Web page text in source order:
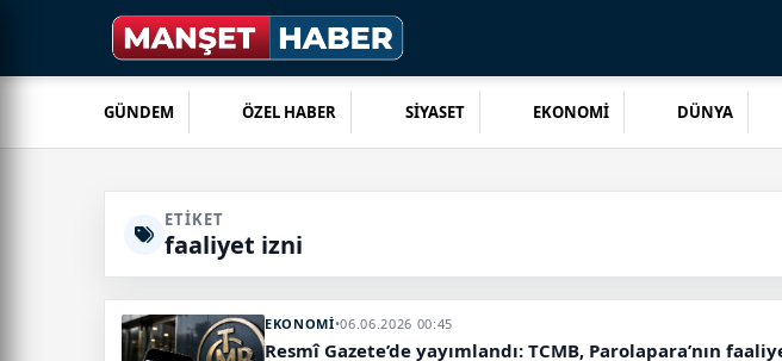
GÜNDEM ÖZEL HABER SİYASET EKONOMİ DÜNYA
ETIKET
faaliyet izni
EKONOMİ•06.06.2026 00:45
Resmî Gazete’de yayımlandı: TCMB, Parolapara’nın